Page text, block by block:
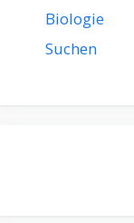
Biologie
Suchen